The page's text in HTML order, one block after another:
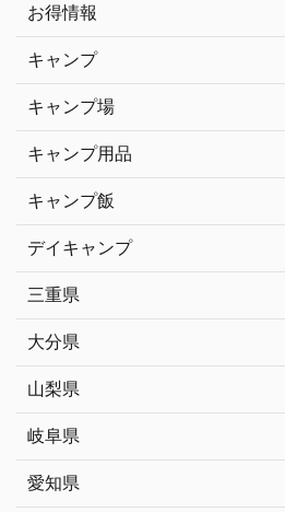
お得情報
キャンプ
キャンプ場
キャンプ用品
キャンプ飯
デイキャンプ
三重県
大分県
山梨県
岐阜県
愛知県